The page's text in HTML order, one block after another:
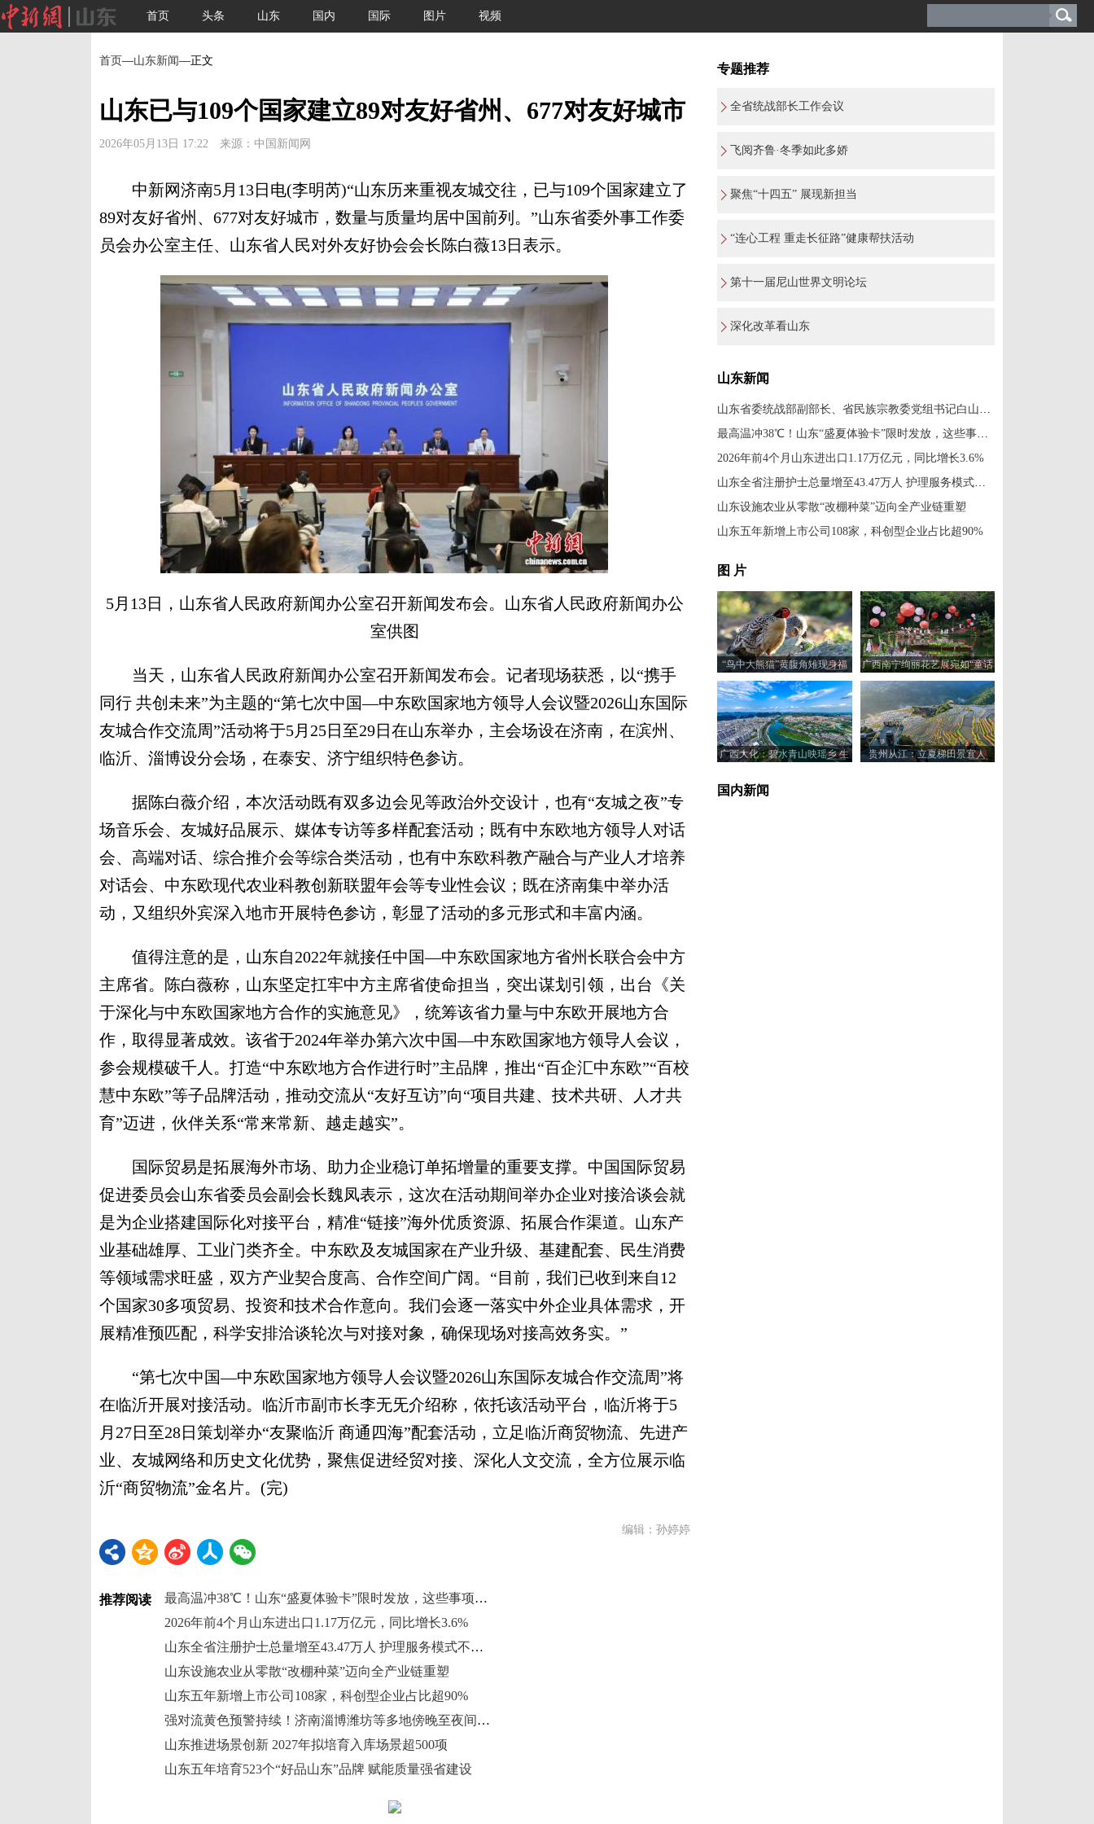
首页 头条 山东 国内 国际 图片 视频
首页—山东新闻—正文
山东已与109个国家建立89对友好省州、677对友好城市
2026年05月13日 17:22 来源：中国新闻网
中新网济南5月13日电(李明芮)“山东历来重视友城交往，已与109个国家建立了
89对友好省州、677对友好城市，数量与质量均居中国前列。”山东省委外事工作委
员会办公室主任、山东省人民对外友好协会会长陈白薇13日表示。
5月13日，山东省人民政府新闻办公室召开新闻发布会。山东省人民政府新闻办公
室供图
当天，山东省人民政府新闻办公室召开新闻发布会。记者现场获悉，以“携手
同行 共创未来”为主题的“第七次中国—中东欧国家地方领导人会议暨2026山东国际
友城合作交流周”活动将于5月25日至29日在山东举办，主会场设在济南，在滨州、
临沂、淄博设分会场，在泰安、济宁组织特色参访。
据陈白薇介绍，本次活动既有双多边会见等政治外交设计，也有“友城之夜”专
场音乐会、友城好品展示、媒体专访等多样配套活动；既有中东欧地方领导人对话
会、高端对话、综合推介会等综合类活动，也有中东欧科教产融合与产业人才培养
对话会、中东欧现代农业科教创新联盟年会等专业性会议；既在济南集中举办活
动，又组织外宾深入地市开展特色参访，彰显了活动的多元形式和丰富内涵。
值得注意的是，山东自2022年就接任中国—中东欧国家地方省州长联合会中方
主席省。陈白薇称，山东坚定扛牢中方主席省使命担当，突出谋划引领，出台《关
于深化与中东欧国家地方合作的实施意见》，统筹该省力量与中东欧开展地方合
作，取得显著成效。该省于2024年举办第六次中国—中东欧国家地方领导人会议，
参会规模破千人。打造“中东欧地方合作进行时”主品牌，推出“百企汇中东欧”“百校
慧中东欧”等子品牌活动，推动交流从“友好互访”向“项目共建、技术共研、人才共
育”迈进，伙伴关系“常来常新、越走越实”。
国际贸易是拓展海外市场、助力企业稳订单拓增量的重要支撑。中国国际贸易
促进委员会山东省委员会副会长魏凤表示，这次在活动期间举办企业对接洽谈会就
是为企业搭建国际化对接平台，精准“链接”海外优质资源、拓展合作渠道。山东产
业基础雄厚、工业门类齐全。中东欧及友城国家在产业升级、基建配套、民生消费
等领域需求旺盛，双方产业契合度高、合作空间广阔。“目前，我们已收到来自12
个国家30多项贸易、投资和技术合作意向。我们会逐一落实中外企业具体需求，开
展精准预匹配，科学安排洽谈轮次与对接对象，确保现场对接高效务实。”
“第七次中国—中东欧国家地方领导人会议暨2026山东国际友城合作交流周”将
在临沂开展对接活动。临沂市副市长李无旡介绍称，依托该活动平台，临沂将于5
月27日至28日策划举办“友聚临沂 商通四海”配套活动，立足临沂商贸物流、先进产
业、友城网络和历史文化优势，聚焦促进经贸对接、深化人文交流，全方位展示临
沂“商贸物流”金名片。(完)
编辑：孙婷婷
推荐阅读
最高温冲38℃！山东“盛夏体验卡”限时发放，这些事项需注意
2026年前4个月山东进出口1.17万亿元，同比增长3.6%
山东全省注册护士总量增至43.47万人 护理服务模式不断升级
山东设施农业从零散“改棚种菜”迈向全产业链重塑
山东五年新增上市公司108家，科创型企业占比超90%
强对流黄色预警持续！济南淄博潍坊等多地傍晚至夜间有雷雨冰雹
山东推进场景创新 2027年拟培育入库场景超500项
山东五年培育523个“好品山东”品牌 赋能质量强省建设
专题推荐
全省统战部长工作会议
飞阅齐鲁·冬季如此多娇
聚焦“十四五” 展现新担当
“连心工程 重走长征路”健康帮扶活动
第十一届尼山世界文明论坛
深化改革看山东
山东新闻
山东省委统战部副部长、省民族宗教委党组书记白山到中新社山东分社走访调研
最高温冲38℃！山东“盛夏体验卡”限时发放，这些事项需注意
2026年前4个月山东进出口1.17万亿元，同比增长3.6%
山东全省注册护士总量增至43.47万人 护理服务模式不断升级
山东设施农业从零散“改棚种菜”迈向全产业链重塑
山东五年新增上市公司108家，科创型企业占比超90%
图 片
“鸟中大熊猫”黄腹角雉现身福
建建瓯
广西南宁绚丽花艺展宛如“童话
世界”
广西大化：碧水青山映瑶乡 生
贵州从江：立夏梯田景宜人
国内新闻